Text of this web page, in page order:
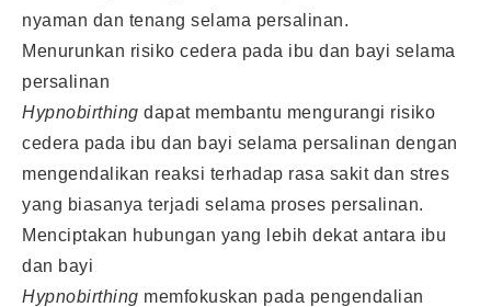
nyaman dan tenang selama persalinan.
Menurunkan risiko cedera pada ibu dan bayi selama
persalinan
Hypnobirthing dapat membantu mengurangi risiko
cedera pada ibu dan bayi selama persalinan dengan
mengendalikan reaksi terhadap rasa sakit dan stres
yang biasanya terjadi selama proses persalinan.
Menciptakan hubungan yang lebih dekat antara ibu
dan bayi
Hypnobirthing memfokuskan pada pengendalian